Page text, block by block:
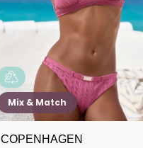
Mix & Match
COPENHAGEN